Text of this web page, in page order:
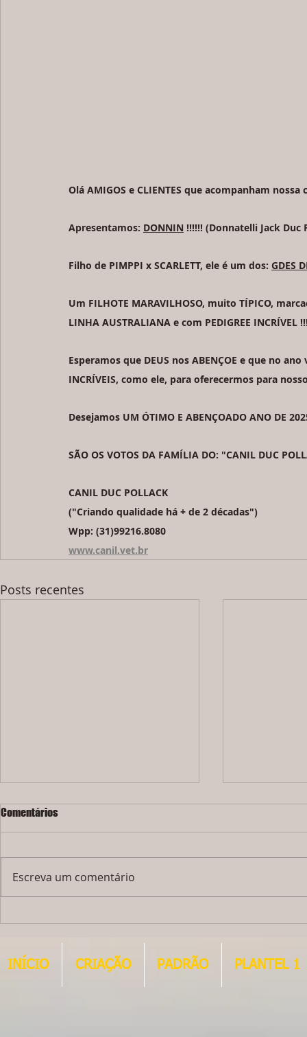
Olá AMIGOS e CLIENTES que acompanham nossa
Apresentamos: DONNIN !!!!!! (Donnatelli Jack Duc
Filho de PIMPPI x SCARLETT, ele é um dos: GDES
Um FILHOTE MARAVILHOSO, muito TÍPICO,
LINHA AUSTRALIANA e com PEDIGREE INCRÍVEL
Esperamos que DEUS nos ABENÇOE e que no
INCRÍVEIS, como ele, para oferecermos para
Desejamos UM ÓTIMO E ABENÇOADO ANO DE
SÃO OS VOTOS DA FAMÍLIA DO: "CANIL DUC
CANIL DUC POLLACK
("Criando qualidade há + de 2 décadas")
Wpp: (31)99216.8080
www.canil.vet.br
Posts recentes
Comentários
Escreva um comentário
INÍCIO CRIAÇÃO PADRÃO PLANTEL 1